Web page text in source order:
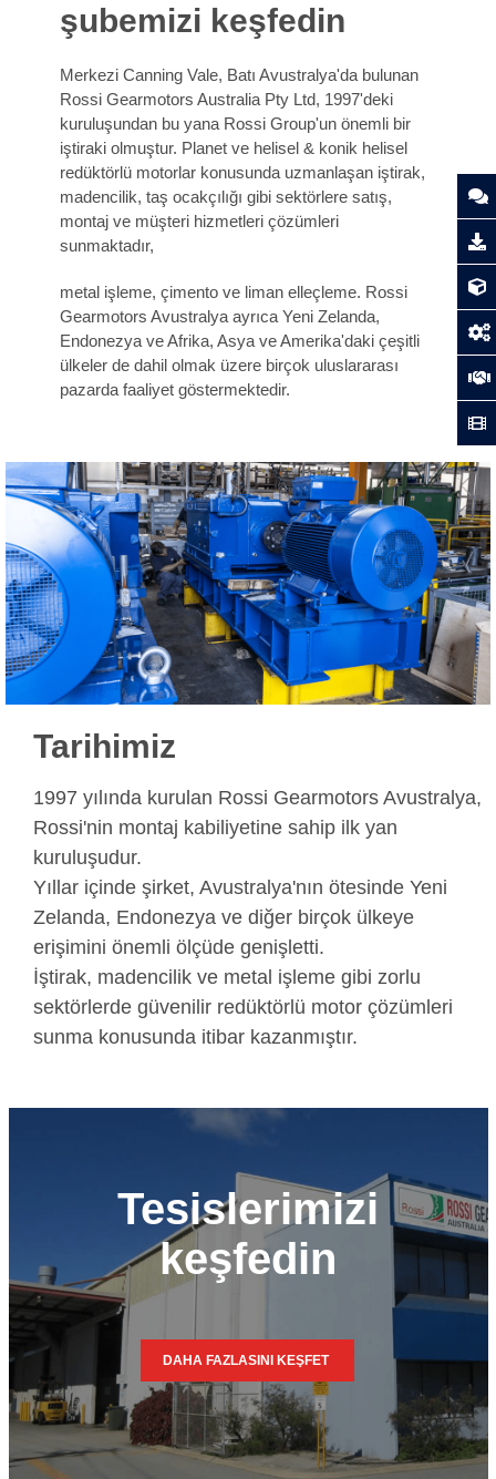
şubemizi keşfedin
Merkezi Canning Vale, Batı Avustralya'da bulunan
Rossi Gearmotors Australia Pty Ltd, 1997'deki
kuruluşundan bu yana Rossi Group'un önemli bir
iştiraki olmuştur. Planet ve helisel & konik helisel
redüktörlü motorlar konusunda uzmanlaşan iştirak,
madencilik, taş ocakçılığı gibi sektörlere satış,
montaj ve müşteri hizmetleri çözümleri
sunmaktadır,
metal işleme, çimento ve liman elleçleme. Rossi
Gearmotors Avustralya ayrıca Yeni Zelanda,
Endonezya ve Afrika, Asya ve Amerika'daki çeşitli
ülkeler de dahil olmak üzere birçok uluslararası
pazarda faaliyet göstermektedir.
Tarihimiz
1997 yılında kurulan Rossi Gearmotors Avustralya,
Rossi'nin montaj kabiliyetine sahip ilk yan
kuruluşudur.
Yıllar içinde şirket, Avustralya'nın ötesinde Yeni
Zelanda, Endonezya ve diğer birçok ülkeye
erişimini önemli ölçüde genişletti.
İştirak, madencilik ve metal işleme gibi zorlu
sektörlerde güvenilir redüktörlü motor çözümleri
sunma konusunda itibar kazanmıştır.
Tesislerimizi
keşfedin
DAHA FAZLASINI KEŞFET